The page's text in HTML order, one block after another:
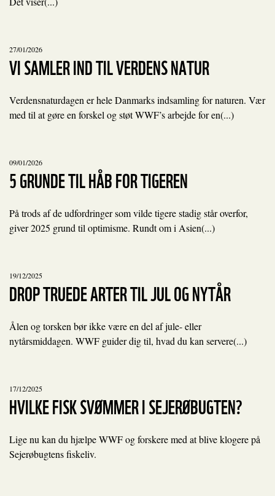
27/01/2026
VI SAMLER IND TIL VERDENS NATUR
Verdensnaturdagen er hele Danmarks indsamling for naturen. Vær
med til at gøre en forskel og støt WWF’s arbejde for en(...)
09/01/2026
5 GRUNDE TIL HÅB FOR TIGEREN
På trods af de udfordringer som vilde tigere stadig står overfor,
giver 2025 grund til optimisme. Rundt om i Asien(...)
19/12/2025
DROP TRUEDE ARTER TIL JUL OG NYTÅR
Ålen og torsken bør ikke være en del af jule- eller
nytårsmiddagen. WWF guider dig til, hvad du kan servere(...)
17/12/2025
HVILKE FISK SVØMMER I SEJERØBUGTEN?
Lige nu kan du hjælpe WWF og forskere med at blive klogere på
Sejerøbugtens fiskeliv.